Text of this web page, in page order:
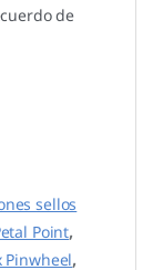
de
sellos
Point,
Pinwheel,